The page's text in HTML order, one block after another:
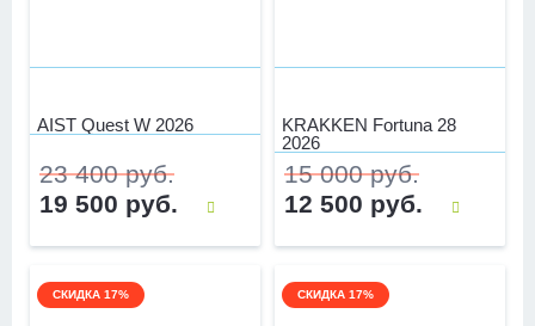
AIST Quest W 2026
23 400 руб.
19 500 руб.
KRAKKEN Fortuna 28
2026
15 000 руб.
12 500 руб.
СКИДКА 17% СКИДКА 17%